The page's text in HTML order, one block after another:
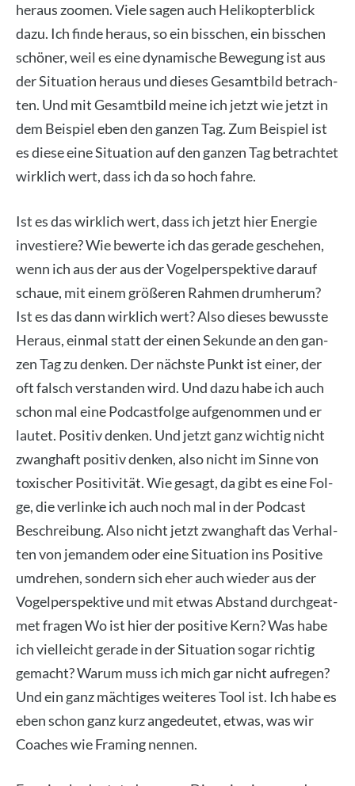
her­aus zoo­men. Vie­le sagen auch Heli­ko­pter­blick
dazu. Ich fin­de her­aus, so ein biss­chen, ein biss­chen
schö­ner, weil es eine dyna­mi­sche Bewe­gung ist aus
der Situa­ti­on her­aus und die­ses Gesamt­bild betrach­
ten. Und mit Gesamt­bild mei­ne ich jetzt wie jetzt in
dem Bei­spiel eben den gan­zen Tag. Zum Bei­spiel ist
es die­se eine Situa­ti­on auf den gan­zen Tag betrach­tet
wirk­lich wert, dass ich da so hoch fah­re.
Ist es das wirk­lich wert, dass ich jetzt hier Ener­gie
inves­tie­re? Wie bewer­te ich das gera­de gesche­hen,
wenn ich aus der aus der Vogel­per­spek­ti­ve dar­auf
schaue, mit einem grö­ße­ren Rah­men drum­her­um?
Ist es das dann wirk­lich wert? Also die­ses bewuss­te
Her­aus, ein­mal statt der einen Sekun­de an den gan­
zen Tag zu den­ken. Der nächs­te Punkt ist einer, der
oft falsch ver­stan­den wird. Und dazu habe ich auch
schon mal eine Pod­cast­fol­ge auf­ge­nom­men und er
lau­tet. Posi­tiv den­ken. Und jetzt ganz wich­tig nicht
zwang­haft posi­tiv den­ken, also nicht im Sin­ne von
toxi­scher Posi­ti­vi­tät. Wie gesagt, da gibt es eine Fol­
ge, die ver­lin­ke ich auch noch mal in der Pod­cast
Beschrei­bung. Also nicht jetzt zwang­haft das Ver­hal­
ten von jeman­dem oder eine Situa­ti­on ins Posi­ti­ve
umdre­hen, son­dern sich eher auch wie­der aus der
Vogel­per­spek­ti­ve und mit etwas Abstand durch­ge­at­
met fra­gen Wo ist hier der posi­ti­ve Kern? Was habe
ich viel­leicht gera­de in der Situa­ti­on sogar rich­tig
gemacht? War­um muss ich mich gar nicht auf­re­gen?
Und ein ganz mäch­ti­ges wei­te­res Tool ist. Ich habe es
eben schon ganz kurz ange­deu­tet, etwas, was wir
Coa­ches wie Framing nen­nen.